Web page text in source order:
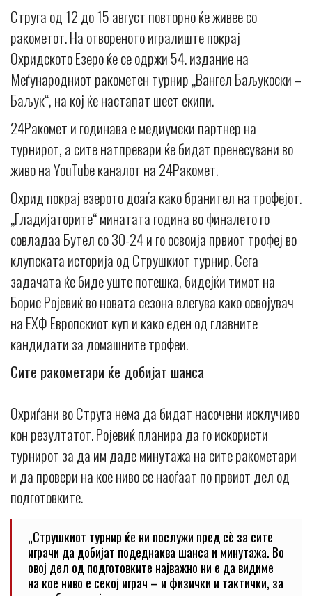
Струга од 12 до 15 август повторно ќе живее со
ракометот. На отвореното игралиште покрај
Охридското Езеро ќе се одржи 54. издание на
Меѓународниот ракометен турнир „Вангел Баљукоски –
Баљук“, на кој ќе настапат шест екипи.
24Ракомет и годинава е медиумски партнер на
турнирот, а сите натпревари ќе бидат пренесувани во
живо на YouTube каналот на 24Ракомет.
Охрид покрај езерото доаѓа како бранител на трофејот.
„Гладијаторите“ минатата година во финалето го
совладаа Бутел со 30-24 и го освоија првиот трофеј во
клупската историја од Струшкиот турнир. Сега
задачата ќе биде уште потешка, бидејќи тимот на
Борис Ројевиќ во новата сезона влегува како освојувач
на ЕХФ Европскиот куп и како еден од главните
кандидати за домашните трофеи.
Сите ракометари ќе добијат шанса
Охриѓани во Струга нема да бидат насочени исклучиво
кон резултатот. Ројевиќ планира да го искористи
турнирот за да им даде минутажа на сите ракометари
и да провери на кое ниво се наоѓаат по првиот дел од
подготовките.
„Струшкиот турнир ќе ни послужи пред сè за сите
играчи да добијат подеднаква шанса и минутажа. Во
овој дел од подготовките најважно ни е да видиме
на кое ниво е секој играч – и физички и тактички, за